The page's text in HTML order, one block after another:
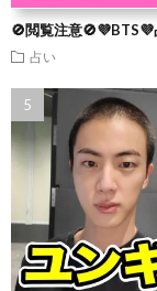
🚫閲覧注意
占い